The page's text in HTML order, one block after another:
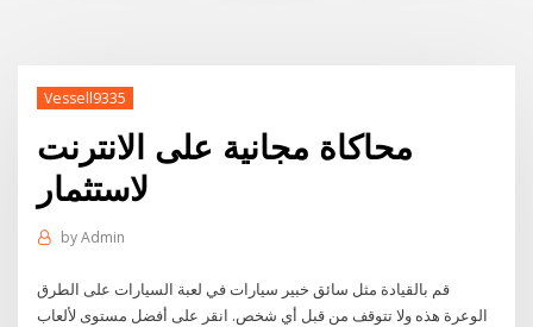
Vessell9335
محاكاة مجانية على الانترنت
لاستثمار
byAdmin
قم بالقيادة مثل سائق خبير سيارات في لعبة السيارات على الطرق
الوعرة هذه ولا تتوقف من قبل أي شخص. انقر على أفضل مستوى لألعاب